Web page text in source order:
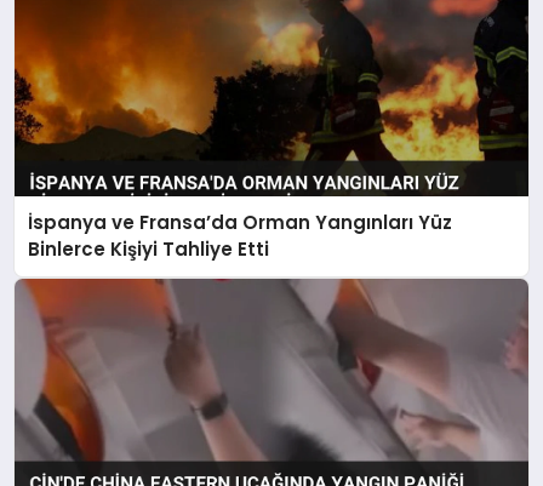
İspanya ve Fransa’da Orman Yangınları Yüz
Binlerce Kişiyi Tahliye Etti